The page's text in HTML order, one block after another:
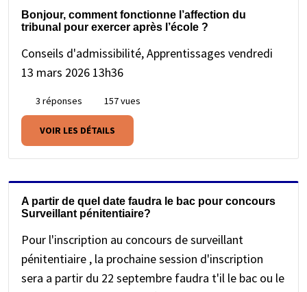
Bonjour, comment fonctionne l’affection du
tribunal pour exercer après l’école ?
Conseils d'admissibilité, Apprentissages vendredi
13 mars 2026 13h36
3 réponses 157 vues
VOIR LES DÉTAILS
A partir de quel date faudra le bac pour concours
Surveillant pénitentiaire?
Pour l'inscription au concours de surveillant
pénitentiaire , la prochaine session d'inscription
sera a partir du 22 septembre faudra t'il le bac ou le